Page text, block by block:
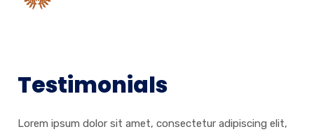
Testimonials
Lorem ipsum dolor sit amet, consectetur adipiscing elit,